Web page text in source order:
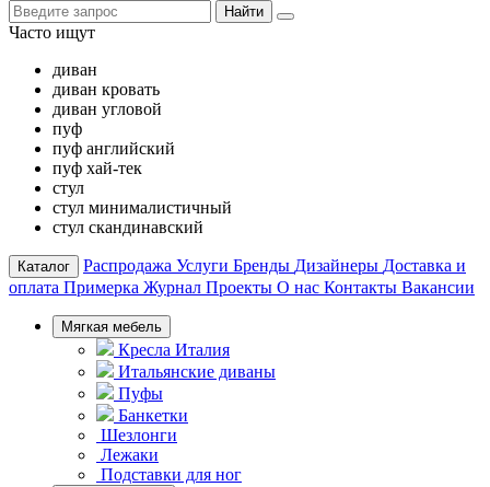
Найти
Часто ищут
диван
диван кровать
диван угловой
пуф
пуф английский
пуф хай-тек
стул
стул минималистичный
стул скандинавский
Каталог Распродажа Услуги Бренды Дизайнеры Доставка и
оплата Примерка Журнал Проекты О нас Контакты Вакансии
Мягкая мебель
Кресла Италия
Итальянские диваны
Пуфы
Банкетки
Шезлонги
Лежаки
Подставки для ног